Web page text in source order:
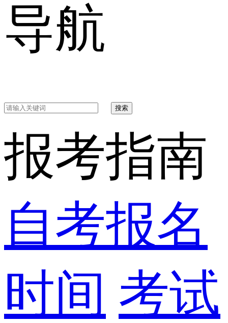
导航
搜索
报考指南
自考报名
时间 考试